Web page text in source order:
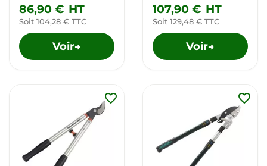
86,90 € HT
Soit 104,28 € TTC
Voir→
107,90 € HT
Soit 129,48 € TTC
Voir→
favorite_border favorite_border